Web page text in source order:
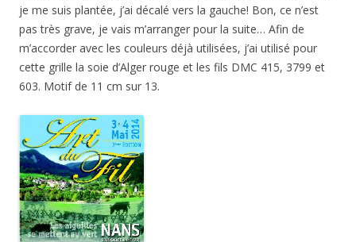
je me suis plantée, j’ai décalé vers la gauche! Bon, ce n’est
pas très grave, je vais m’arranger pour la suite… Afin de
m’accorder avec les couleurs déjà utilisées, j’ai utilisé pour
cette grille la soie d’Alger rouge et les fils DMC 415, 3799 et
603. Motif de 11 cm sur 13.